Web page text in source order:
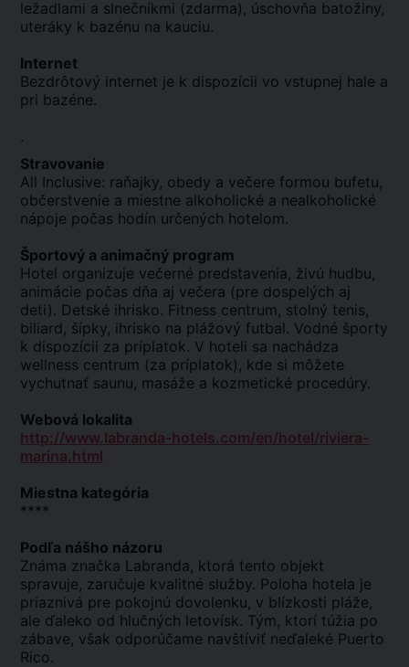
ležadlami a slnečníkmi (zdarma), úschovňa batožiny,
uteráky k bazénu na kauciu.
Internet
Bezdrôtový internet je k dispozícii vo vstupnej hale a
pri bazéne.
.
Stravovanie
All Inclusive: raňajky, obedy a večere formou bufetu,
občerstvenie a miestne alkoholické a nealkoholické
nápoje počas hodín určených hotelom.
Športový a animačný program
Hotel organizuje večerné predstavenia, živú hudbu,
animácie počas dňa aj večera (pre dospelých aj
deti). Detské ihrisko. Fitness centrum, stolný tenis,
biliard, šípky, ihrisko na plážový futbal. Vodné športy
k dispozícii za príplatok. V hoteli sa nachádza
wellness centrum (za príplatok), kde si môžete
vychutnať saunu, masáže a kozmetické procedúry.
Webová lokalita
http://www.labranda-hotels.com/en/hotel/riviera-
marina.html
Miestna kategória
****
Podľa nášho názoru
Známa značka Labranda, ktorá tento objekt
spravuje, zaručuje kvalitné služby. Poloha hotela je
priaznivá pre pokojnú dovolenku, v blízkosti pláže,
ale ďaleko od hlučných letovísk. Tým, ktorí túžia po
zábave, však odporúčame navštíviť neďaleké Puerto
Rico.